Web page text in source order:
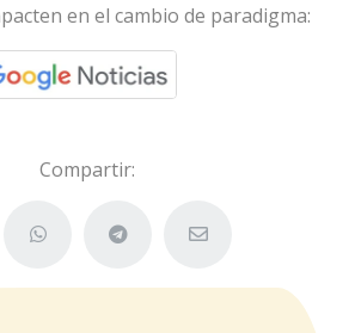
en el cambio de paradigma:
Compartir: